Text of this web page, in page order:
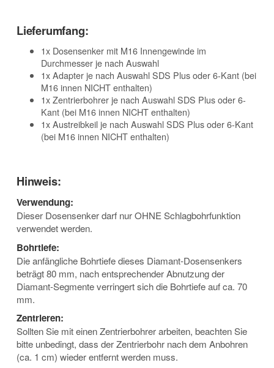
Lieferumfang:
1x Dosensenker mit M16 Innengewinde im
Durchmesser je nach Auswahl
1x Adapter je nach Auswahl SDS Plus oder 6-Kant (bei
M16 innen NICHT enthalten)
1x Zentrierbohrer je nach Auswahl SDS Plus oder 6-
Kant (bei M16 innen NICHT enthalten)
1x Austreibkeil je nach Auswahl SDS Plus oder 6-Kant
(bei M16 innen NICHT enthalten)
Hinweis:
Verwendung:
Dieser Dosensenker darf nur OHNE Schlagbohrfunktion
verwendet werden.
Bohrtiefe:
Die anfängliche Bohrtiefe dieses Diamant-Dosensenkers
beträgt 80 mm, nach entsprechender Abnutzung der
Diamant-Segmente verringert sich die Bohrtiefe auf ca. 70
mm.
Zentrieren:
Sollten Sie mit einen Zentrierbohrer arbeiten, beachten Sie
bitte unbedingt, dass der Zentrierbohr nach dem Anbohren
(ca. 1 cm) wieder entfernt werden muss.